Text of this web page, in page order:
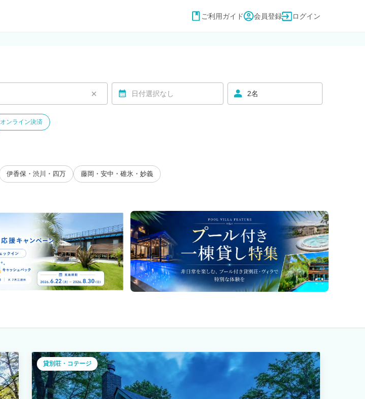
ご利用ガイド 会員登録 ログイン
× 日付選択なし 2名
オンライン決済
伊香保・渋川・四万 藤岡・安中・碓氷・妙義
貸別荘・コテージ